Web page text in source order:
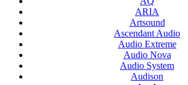
ARIA
Artsound
Ascendant Audio
Audio Extreme
Audio Nova
Audio System
Audison